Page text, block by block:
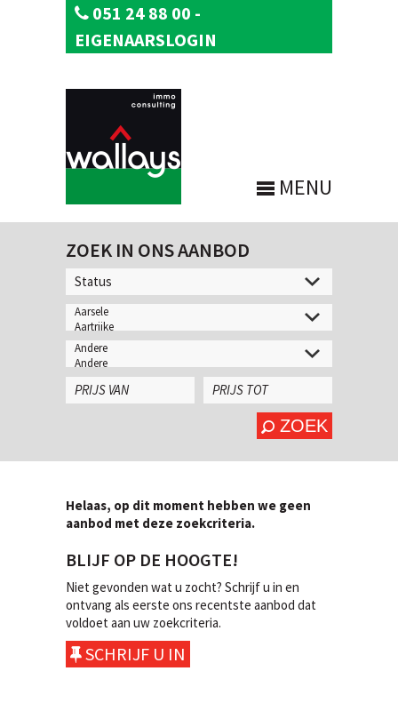
051 24 88 00 -
EIGENAARSLOGIN
MENU
ZOEK IN ONS AANBOD
ZOEK
Helaas, op dit moment hebben we geen
aanbod met deze zoekcriteria.
BLIJF OP DE HOOGTE!
Niet gevonden wat u zocht? Schrijf u in en
ontvang als eerste ons recentste aanbod dat
voldoet aan uw zoekcriteria.
SCHRIJF U IN